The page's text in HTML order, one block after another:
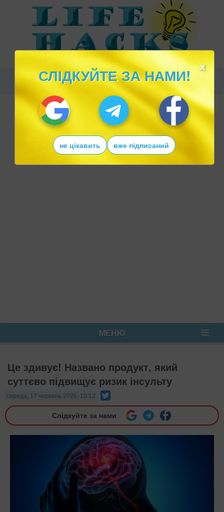
МЕНЮ
Це здивує! Названо продукт, який
суттєво підвищує ризик інсульту
середа, 17 червень 2026, 10:12
Слідкуйте за нами
×
СЛІДКУЙТЕ ЗА НАМИ!
не цікавить вже підписаний